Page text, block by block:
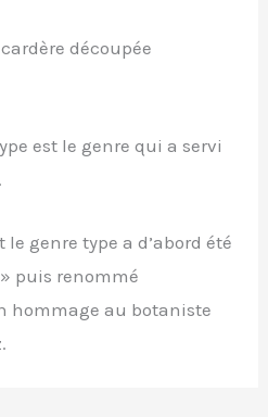
découpée
est le genre qui a servi
genre type a d’abord été
puis renommé
hommage au botaniste